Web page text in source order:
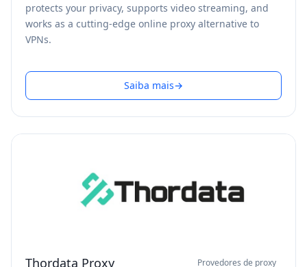
protects your privacy, supports video streaming, and
works as a cutting-edge online proxy alternative to
VPNs.
Saiba mais→
Thordata Proxy Provedores de proxy